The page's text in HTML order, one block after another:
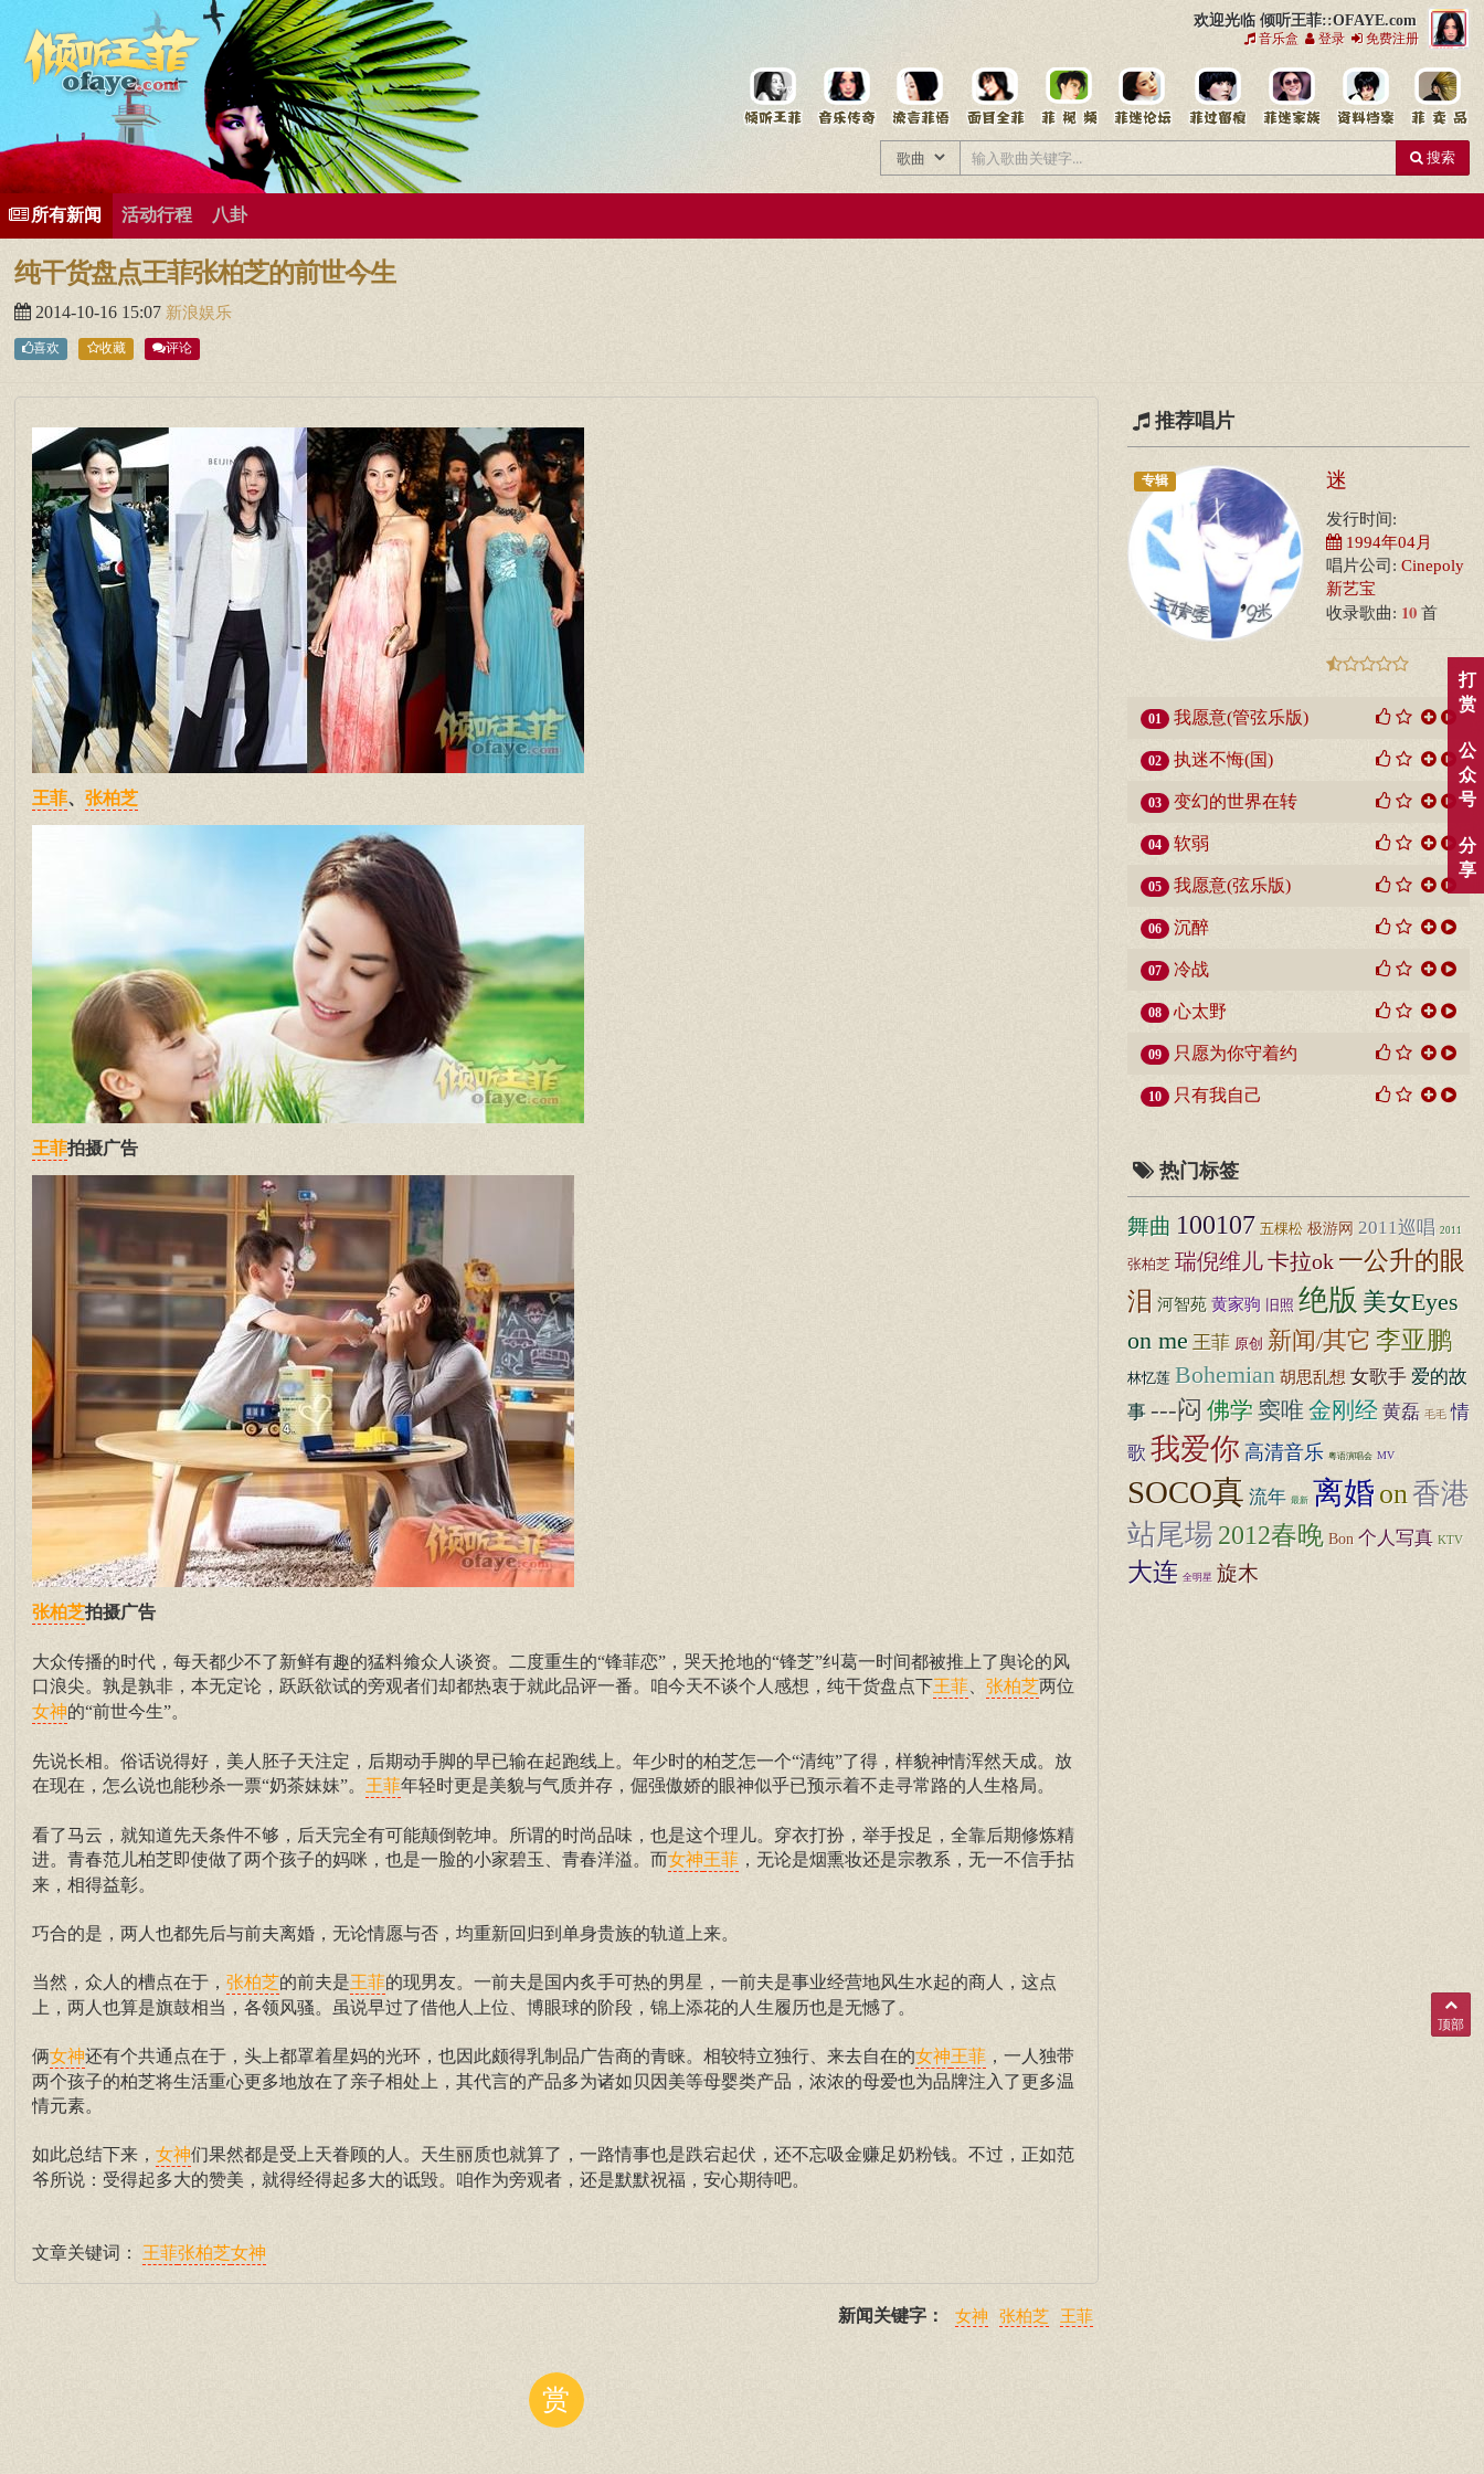
欢迎光临 倾听王菲::OFAYE.com
音乐盒 登录 免费注册
有歌曲专辑
王菲新闻王菲的精美图片王菲精彩视频王菲论坛给王菲留言用户中心王菲资料档案
搜索
所有新闻 活动行程 八卦
纯干货盘点王菲张柏芝的前世今生
2014-10-16 15:07 新浪娱乐
喜欢 收藏 评论
王菲、 张柏芝
王菲拍摄广告
张柏芝拍摄广告
大众传播的时代，每天都少不了新鲜有趣的猛料飨众人谈资。二度重生的“锋菲恋”，哭天抢地的“锋芝”纠葛一时间都被推上了舆论的风
口浪尖。孰是孰非，本无定论，跃跃欲试的旁观者们却都热衷于就此品评一番。咱今天不谈个人感想，纯干货盘点下王菲 张柏芝两位
女神的“前世今生”。
先说长相。俗话说得好，美人胚子天注定，后期动手脚的早已输在起跑线上。年少时的柏芝怎一个“清纯”了得，样貌神情浑然天成。放
在现在，怎么说也能秒杀一票“奶茶妹妹”。 王菲年轻时更是美貌与气质并存，倔强傲娇的眼神似乎已预示着不走寻常路的人生格局。
看了马云，就知道先天条件不够，后天完全有可能颠倒乾坤。所谓的时尚品味，也是这个理儿。穿衣打扮，举手投足，全靠后期修炼精
进。青春范儿柏芝即使做了两个孩子的妈咪，也是一脸的小家碧玉、青春洋溢。而女神王菲 ，无论是烟熏妆还是宗教系，无一不信手拈
来，相得益彰。
巧合的是，两人也都先后与前夫离婚，无论情愿与否，均重新回归到单身贵族的轨道上来。
当然，众人的槽点在于， 张柏芝的前夫是王菲的现男友。一前夫是国内炙手可热的男星，一前夫是事业经营地风生水起的商人，这点
上，两人也算是旗鼓相当，各领风骚。虽说早过了借他人上位、博眼球的阶段，锦上添花的人生履历也是无憾了。
俩女神还有个共通点在于，头上都罩着星妈的光环，也因此颇得乳制品广告商的青睐。相较特立独行、来去自在的女神王菲 ，一人独带
两个孩子的柏芝将生活重心更多地放在了亲子相处上，其代言的产品多为诸如贝因美等母婴类产品，浓浓的母爱也为品牌注入了更多温
情元素。
如此总结下来， 女神们果然都是受上天眷顾的人。天生丽质也就算了，一路情事也是跌宕起伏，还不忘吸金赚足奶粉钱。不过，正如范
爷所说：受得起多大的赞美，就得经得起多大的诋毁。咱作为旁观者，还是默默祝福，安心期待吧。
文章关键词： 王菲张柏芝女神
新闻关键字： 女神 张柏芝 王菲
赏
推荐唱片
专辑 迷
发行时间:
1994年04月
唱片公司: Cinepoly
新艺宝
收录歌曲: 10 首
01 我愿意(管弦乐版)
02 执迷不悔(国)
03 变幻的世界在转
04 软弱
05 我愿意(弦乐版)
06 沉醉
07 冷战
08 心太野
09 只愿为你守着约
10 只有我自己
热门标签
舞曲 100107 五棵松 极游网 2011巡唱 2011
张柏芝 瑞倪维儿卡拉ok 一公升的眼
泪 河智苑 黄家驹 旧照 绝版 美女Eyes
on me 王菲 原创 新闻/其它 李亚鹏
林忆莲 Bohemian 胡思乱想 女歌手 爱的故
事 ---闷 佛学窦唯金刚经 黄磊 毛毛 情
歌 我爱你 高清音乐 粤语演唱会 MV
SOCO真 流年 最新 离婚on香港
站尾場2012春晚 Bon 个人写真 KTV
大连 全明星 旋木
打
赏
公
众
号
分
享
顶部